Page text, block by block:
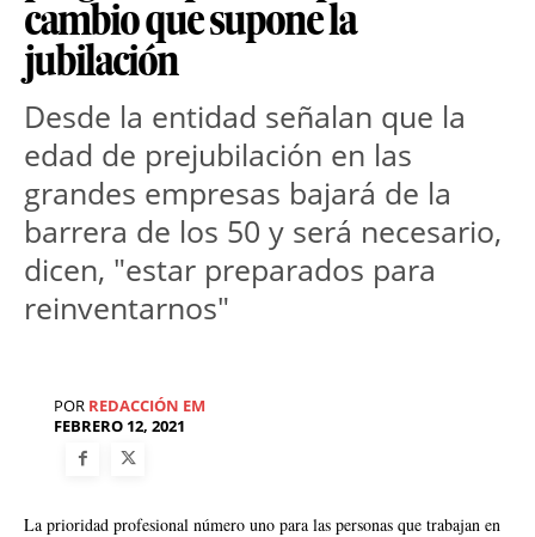
cambio que supone la
jubilación
Desde la entidad señalan que la
edad de prejubilación en las
grandes empresas bajará de la
barrera de los 50 y será necesario,
dicen, "estar preparados para
reinventarnos"
POR REDACCIÓN EM
FEBRERO 12, 2021
La prioridad profesional número uno para las personas que trabajan en